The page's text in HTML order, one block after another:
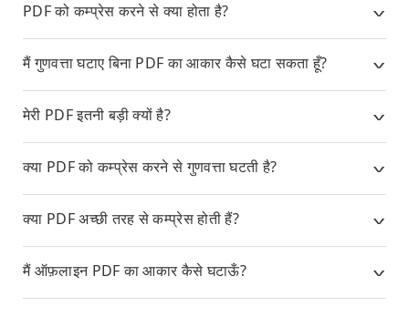
PDF को कम्प्रेस करने से क्या होता है?
मैं गुणवत्ता घटाए बिना PDF का आकार कैसे घटा सकता हूँ?
मेरी PDF इतनी बड़ी क्यों है?
क्या PDF को कम्प्रेस करने से गुणवत्ता घटती है?
क्या PDF अच्छी तरह से कम्प्रेस होती हैं?
मैं ऑफ़लाइन PDF का आकार कैसे घटाऊँ?